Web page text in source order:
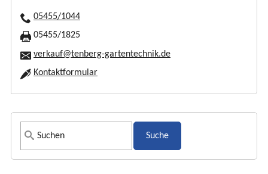
05455/1044
05455/1825
verkauf@tenberg-gartentechnik.de
Kontaktformular
S
u